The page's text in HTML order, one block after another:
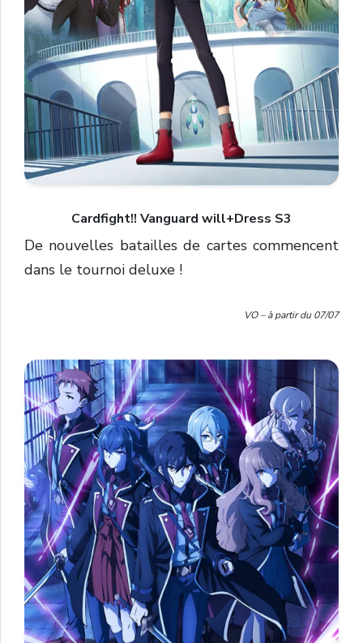
Cardfight!! Vanguard will+Dress S3
De nouvelles batailles de cartes commencent
dans le tournoi deluxe !
VO – à partir du 07/07